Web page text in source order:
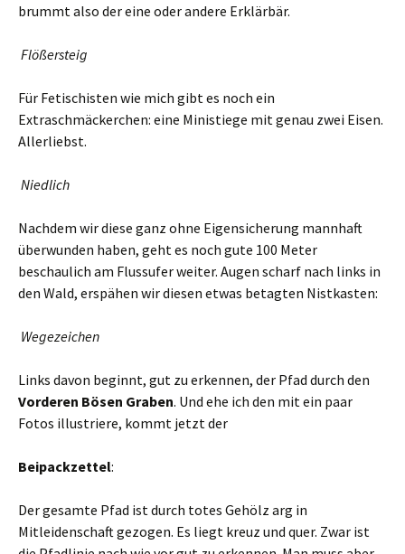
brummt also der eine oder andere Erklärbär.
Flößersteig
Für Fetischisten wie mich gibt es noch ein
Extraschmäckerchen: eine Ministiege mit genau zwei Eisen.
Allerliebst.
Niedlich
Nachdem wir diese ganz ohne Eigensicherung mannhaft
überwunden haben, geht es noch gute 100 Meter
beschaulich am Flussufer weiter. Augen scharf nach links in
den Wald, erspähen wir diesen etwas betagten Nistkasten:
Wegezeichen
Links davon beginnt, gut zu erkennen, der Pfad durch den
Vorderen Bösen Graben. Und ehe ich den mit ein paar
Fotos illustriere, kommt jetzt der
Beipackzettel:
Der gesamte Pfad ist durch totes Gehölz arg in
Mitleidenschaft gezogen. Es liegt kreuz und quer. Zwar ist